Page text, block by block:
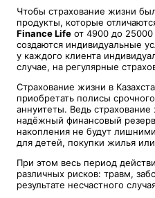
Чтобы страхование жизни
продукты, которые
Finance Life от 4900 до 25000
создаются индивидуальные
у каждого клиента
случае, на регулярные
Страхование жизни в
приобретать полисы
аннуитеты. Ведь
надёжный финансовый
накопления не будут
для детей, покупки жилья
При этом весь период
различных рисков: травм,
результате несчастного